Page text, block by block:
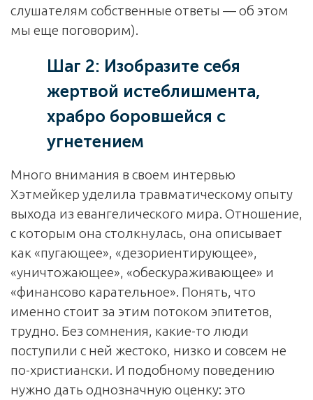
слушателям собственные ответы — об этом
мы еще поговорим).
Шаг 2: Изобразите себя
жертвой истеблишмента,
храбро боровшейся с
угнетением
Много внимания в своем интервью
Хэтмейкер уделила травматическому опыту
выхода из евангелического мира. Отношение,
с которым она столкнулась, она описывает
как «пугающее», «дезориентирующее»,
«уничтожающее», «обескураживающее» и
«финансово карательное». Понять, что
именно стоит за этим потоком эпитетов,
трудно. Без сомнения, какие-то люди
поступили с ней жестоко, низко и совсем не
по-христиански. И подобному поведению
нужно дать однозначную оценку: это